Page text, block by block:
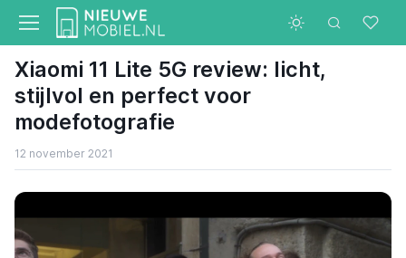
Xiaomi 11 Lite 5G review: licht,
stijlvol en perfect voor
modefotografie
12 november 2021